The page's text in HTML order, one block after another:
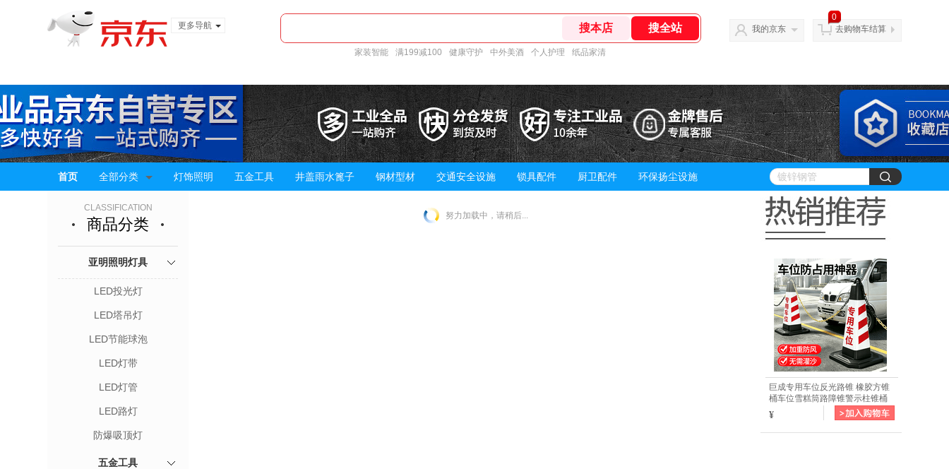
更多导航
家装智能 满199减100 健康守护 中外美酒 个人护理 纸品家清
我的京东
0
去购物车结算
首页 全部分类 灯饰照明 五金工具 井盖雨水篦子 钢材型材 交通安全设施 锁具配件 厨卫配件 环保扬尘设施
CLASSIFICATION
商品分类
亚明照明灯具
LED投光灯
LED塔吊灯
LED节能球泡
LED灯带
LED灯管
LED路灯
防爆吸顶灯
五金工具
努力加载中，请稍后...
巨成专用车位反光路锥 橡胶方锥
桶车位雪糕筒路障锥警示柱锥桶
停车桩 带提环4斤红白橡胶方锥
（升级款）
¥